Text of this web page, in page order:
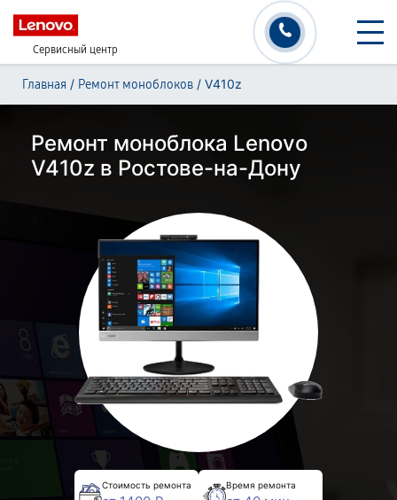
Сервисный центр
Главная / Ремонт моноблоков / V410z
Ремонт моноблока Lenovo
V410z в Ростове-на-Дону
Стоимость ремонта Время ремонта